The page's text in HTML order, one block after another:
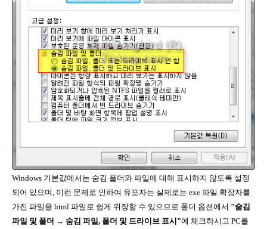
Windows 기본값에서는 숨김 폴더와 파일에 대해 표시하지 않도록 설정
되어 있으며, 이런 문제로 인하여 유포자는 실제로는 exe 파일 확장자를
가진 파일을 html 파일로 쉽게 위장할 수 있으므로 폴더 옵션에서 "숨김
파일 및 폴더 → 숨김 파일, 폴더 및 드라이브 표시"에 체크하시고 PC를